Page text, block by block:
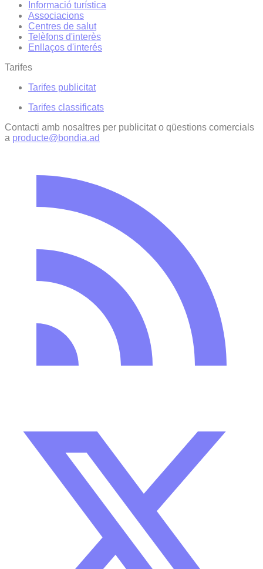
Informació turística
Associacions
Centres de salut
Telèfons d'interès
Enllaços d'interés
Tarifes
Tarifes publicitat
Tarifes classificats
Contacti amb nosaltres per publicitat o qüestions comercials
a producte@bondia.ad